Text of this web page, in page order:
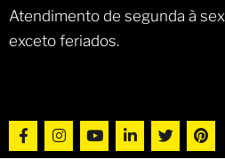
Atendimento de segunda à
exceto feriados.